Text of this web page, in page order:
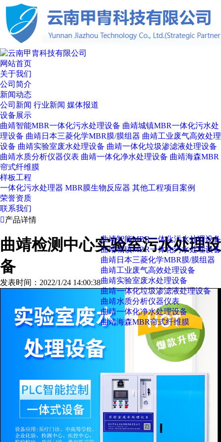
网站首页
关于我们
公司简介
新闻动态
公司新闻 行业新闻 媒体报道
设备展示
曲靖智能MBR一体化污水处理设备 曲靖城镇MBR一体化污水处
理设备 曲靖日本三菱化学MBR膜/膜组器 曲靖工业废气高效处理
设备 曲靖实验室废水处理设备 曲靖一体化垃圾渗滤液处理设备
曲靖水质分析仪器仪表 曲靖一体化净水处理设备 曲靖海森MBR
帘式纤维膜
样板工程
一体化污水处理器 MBR膜生物反应器 其他工程项目案例
荣誉资质
联系我们
产品详情
曲靖智能MBR一体化污水处理设备
曲靖城镇MBR一体化污水处理设备
曲靖日本三菱化学MBR膜/膜组器
曲靖工业废气高效处理设备
曲靖实验室废水处理设备
曲靖一体化垃圾渗滤液处理设备
曲靖水质分析仪器仪表
曲靖一体化净水处理设备
曲靖海森MBR帘式纤维膜
曲靖检测中心实验室污水处理设
备
发表时间：2022/1/24 14:00:38